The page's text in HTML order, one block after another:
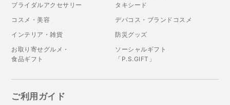
ブライダルアクセサリー
タキシード
コスメ・美容
デパコス・ブランドコスメ
インテリア・雑貨
防災グッズ
お取り寄せグルメ・
食品ギフト
ソーシャルギフト
「P.S.GIFT」
ご利用ガイド